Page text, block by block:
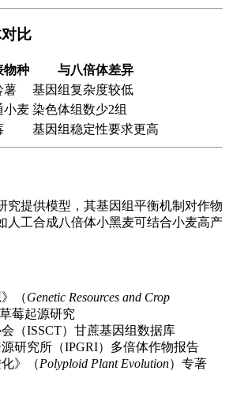
比
物种
与八倍体差异
薯
基因组复杂度较低
小麦 染色体组数少2组
基因组稳定性要求更高
究提供模型，其基因组平衡机制对作物
人工合成八倍体小黑麦可结合小麦高产
（Genetic Resources and Crop
莓起源研究
（ISSCT）甘蔗基因组数据库
研究所（IPGRI）多倍体作物报告
》（Polyploid Plant Evolution）专著